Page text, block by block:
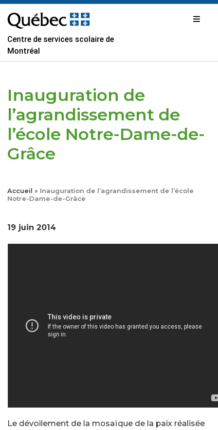
au
contenu
Centre de services scolaire de
Montréal
Inauguration de
l’agrandissement de
l’école Notre-Dame-de-
Grâce
Accueil » Inauguration de l’agrandissement de l’école
Notre-Dame-de-Grâce
19 juin 2014
Le dévoilement de la mosaïque de la paix réalisée